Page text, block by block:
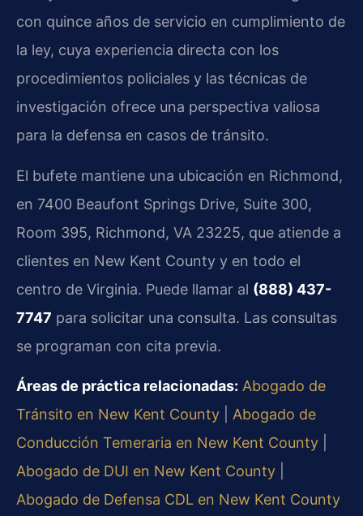
con quince años de servicio en cumplimiento de
la ley, cuya experiencia directa con los
procedimientos policiales y las técnicas de
investigación ofrece una perspectiva valiosa
para la defensa en casos de tránsito.
El bufete mantiene una ubicación en Richmond,
en 7400 Beaufont Springs Drive, Suite 300,
Room 395, Richmond, VA 23225, que atiende a
clientes en New Kent County y en todo el
centro de Virginia. Puede llamar al (888) 437-
7747 para solicitar una consulta. Las consultas
se programan con cita previa.
Áreas de práctica relacionadas: Abogado de
Tránsito en New Kent County
Abogado de
Conducción Temeraria en New Kent County
Abogado de DUI en New Kent County
Abogado de Defensa CDL en New Kent County